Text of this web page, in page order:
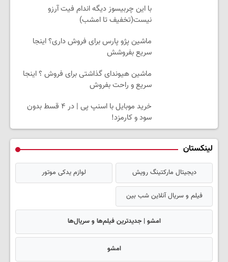
با این چربیسوز دیگه اندام فیت آرزو
نیست(تخفیف تا امشب)
ماشین پژو پارس برای فروش داری؟ اینجا
سریع بفروشش
ماشین هیوندای گذاشتی برای فروش ؟ اینجا
سریع و راحت بفروش
خرید موبایل با اسنپ پی | در ۴ قسط بدون
سود و کارمزد!
لینکستان
دیجیتال مارکتینگ رویش لوازم یدکی موتور
فیلم و سریال آنلاین شب بین
امشو | جدیدترین فیلم‌ها و سریال‌ها
امشو